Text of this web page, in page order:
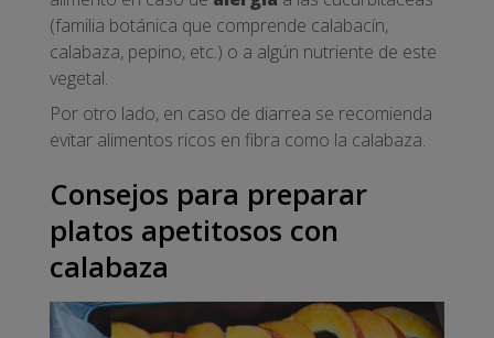
(familia botánica que comprende calabacín,
calabaza, pepino, etc.) o a algún nutriente de este
vegetal.
Por otro lado, en caso de diarrea se recomienda
evitar alimentos ricos en fibra como la calabaza.
Consejos para preparar
platos apetitosos con
calabaza